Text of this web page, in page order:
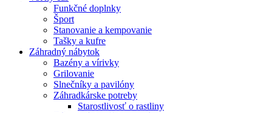
Funkčné doplnky
Šport
Stanovanie a kempovanie
Tašky a kufre
Záhradný nábytok
Bazény a vírivky
Grilovanie
Slnečníky a pavilóny
Záhradkárske potreby
Starostlivosť o rastliny